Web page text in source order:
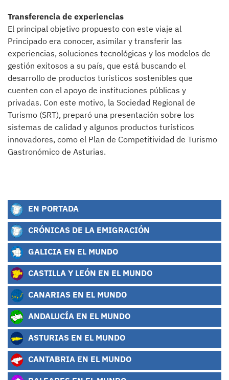
Transferencia de experiencias
El principal objetivo propuesto con este viaje al
Principado era conocer, asimilar y transferir las
experiencias, soluciones tecnológicas y los modelos de
gestión exitosos a su país, que está buscando el
desarrollo de productos turísticos sostenibles que
cuenten con el apoyo de instituciones públicas y
privadas. Con este motivo, la Sociedad Regional de
Turismo (SRT), preparó una presentación sobre los
sistemas de calidad y algunos productos turísticos
innovadores, como el Plan de Competitividad de Turismo
Gastronómico de Asturias.
EN PORTADA
CRÓNICAS DE LA EMIGRACIÓN
GALICIA EN EL MUNDO
CASTILLA Y LEÓN EN EL MUNDO
CANARIAS EN EL MUNDO
ANDALUCÍA EN EL MUNDO
ASTURIAS EN EL MUNDO
CANTABRIA EN EL MUNDO